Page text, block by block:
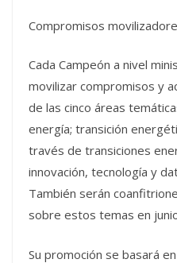
Compromisos
Cada Campeón a nivel
movilizar compromisos y
de las cinco áreas
energía; transición
través de transiciones
innovación, tecnología y
También serán
sobre estos temas en
Su promoción se basará